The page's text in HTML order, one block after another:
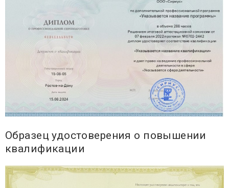
Образец удостоверения о повышении
квалификации